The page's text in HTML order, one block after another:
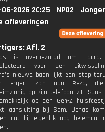
2026 20:25 NPO2
afleveringen
Afl. 2
is overbezorgd om
voor een
nieuwe baan lijkt een stap
ergert zich aan Reza, die
op zijn telefoon zit. Suus
op een Gen-Z
aansluiting bij Sam. Jonas
dat hij eigenlijk nog helemaal